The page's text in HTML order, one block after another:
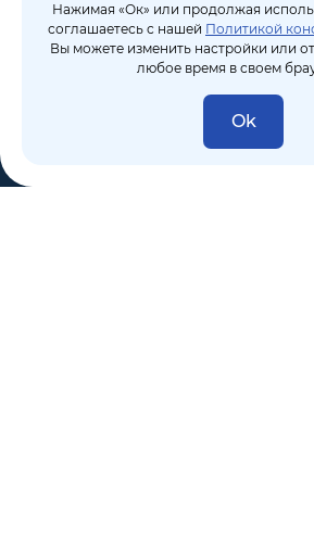
Нажимая «Ок» или продолжая
соглашаетесь с нашей Политикой
Вы можете изменить настройки или
любое время в своем
Ok